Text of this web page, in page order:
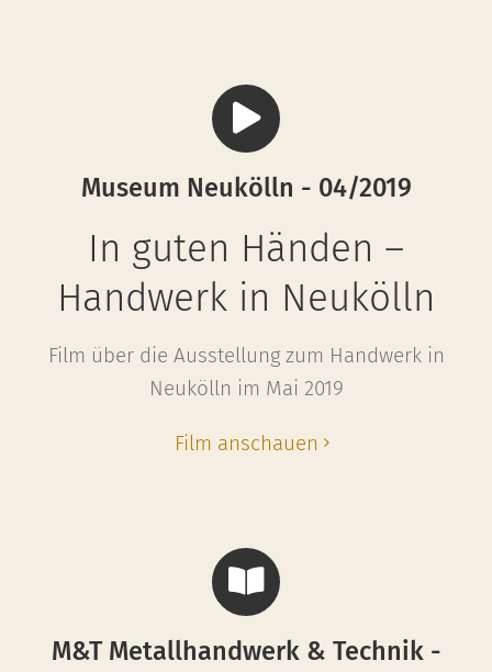
Museum Neukölln - 04/2019
In guten Händen –
Handwerk in Neukölln
Film über die Ausstellung zum Handwerk in
Neukölln im Mai 2019
Film anschauen
M&T Metallhandwerk & Technik -